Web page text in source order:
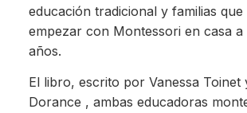
educación tradicional y familias que
empezar con Montessori en casa
años.
El libro, escrito por Vanessa Toinet
Dorance , ambas educadoras